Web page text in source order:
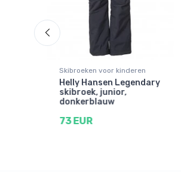
Skibroeken voor kinderen
Helly Hansen Legendary
skibroek, junior,
donkerblauw
73 EUR